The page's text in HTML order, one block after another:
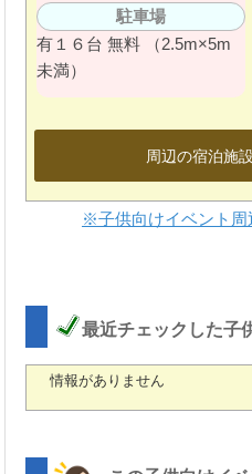
駐車場
有１６台 無料 （2.5m×5m
未満）
周辺の宿泊施
※子供向けイベント周
最近チェックした子
情報がありません